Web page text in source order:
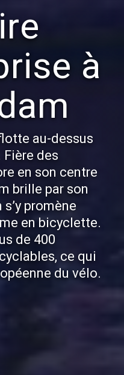
à
au-dessus
des
en son centre
brille par son
promène
en bicyclette.
de 400
ce qui
du vélo.